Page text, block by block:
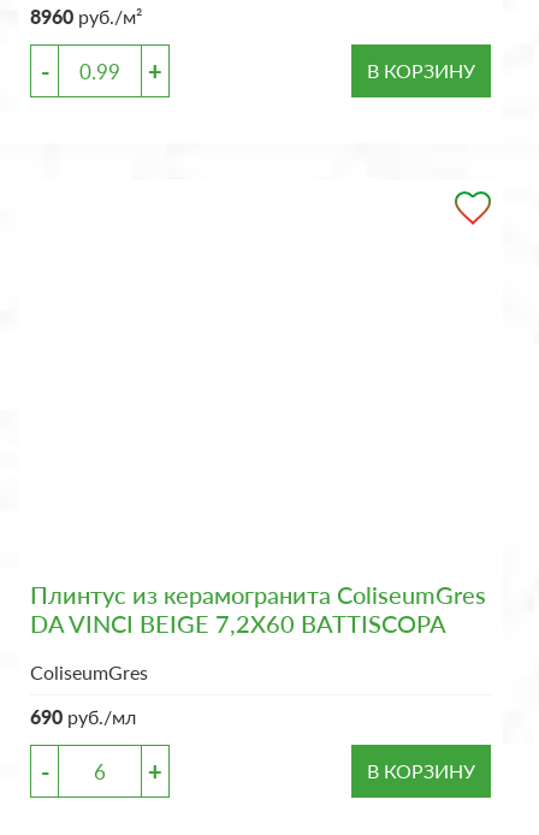
8960 руб./м²
- + В КОРЗИНУ
Плинтус из керамогранита ColiseumGres
DA VINCI BEIGE 7,2X60 BATTISCOPA
ColiseumGres
690 руб./мл
- + В КОРЗИНУ